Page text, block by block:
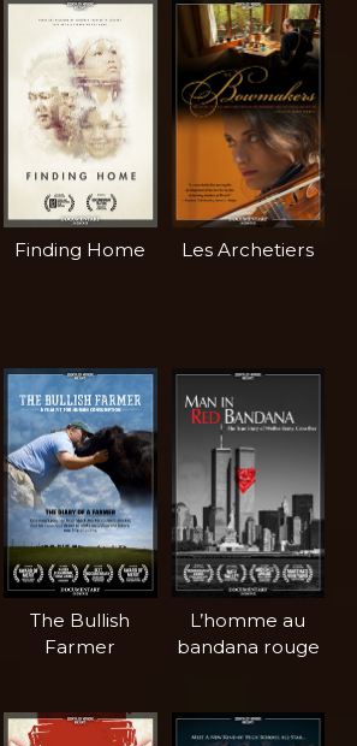
Finding Home Les Archetiers
The Bullish
Farmer
L’homme au
bandana rouge